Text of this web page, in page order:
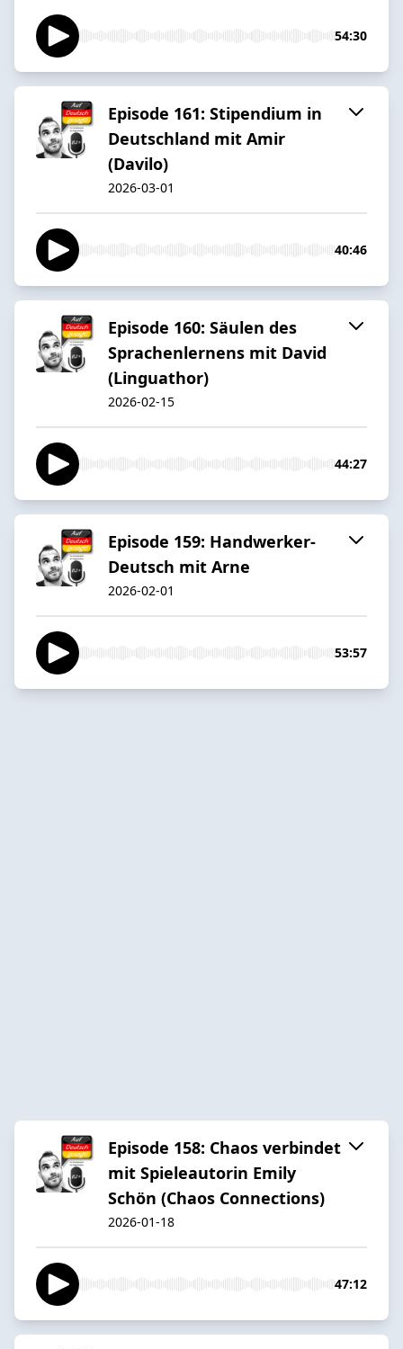
54:30
Episode 161: Stipendium in
Deutschland mit Amir
(Davilo)
2026-03-01
40:46
Episode 160: Säulen des
Sprachenlernens mit David
(Linguathor)
2026-02-15
44:27
Episode 159: Handwerker-
Deutsch mit Arne
2026-02-01
53:57
Episode 158: Chaos verbindet
mit Spieleautorin Emily
Schön (Chaos Connections)
2026-01-18
47:12